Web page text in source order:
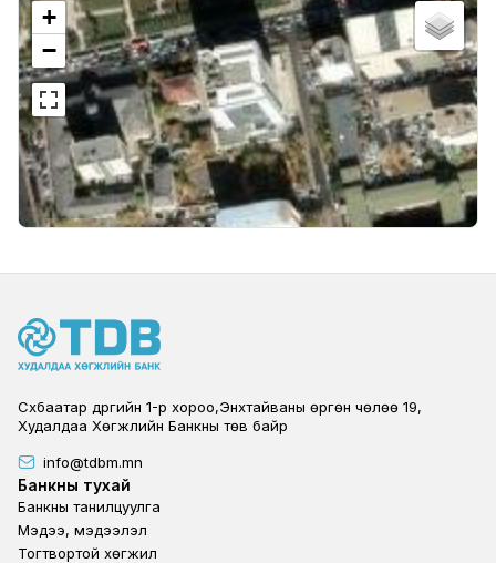
+
−
Сүхбаатар дүүргийн 1-р хороо,Энхтайваны өргөн чөлөө 19,
Худалдаа Хөгжлийн Банкны төв байр
info@tdbm.mn
Footer
Банкны тухай
Банкны танилцуулга
Мэдээ, мэдээлэл
Тогтвортой хөгжил